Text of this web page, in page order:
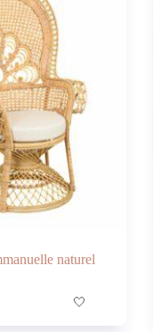
naturel
🤍